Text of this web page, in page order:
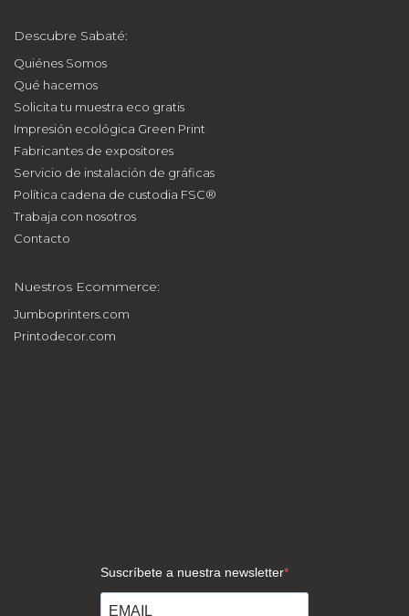
Descubre Sabaté:
Quiénes Somos
Qué hacemos
Solicita tu muestra eco gratis
Impresión ecológica Green Print
Fabricantes de expositores
Servicio de instalación de gráficas
Política cadena de custodia FSC®
Trabaja con nosotros
Contacto
Nuestros Ecommerce:
Jumboprinters.com
Printodecor.com